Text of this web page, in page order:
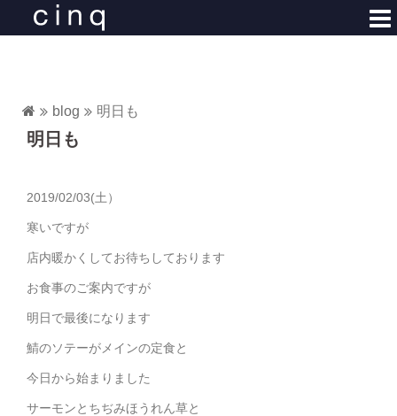
blog 明日も
明日も
2019/02/03(土）
寒いですが
店内暖かくしてお待ちしております
お食事のご案内ですが
明日で最後になります
鯖のソテーがメインの定食と
今日から始まりました
サーモンとちぢみほうれん草と